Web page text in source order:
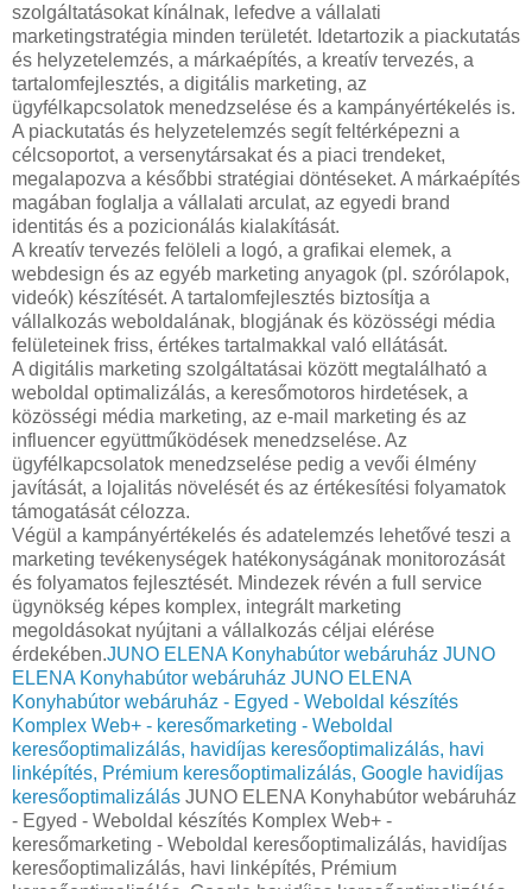
szolgáltatásokat kínálnak, lefedve a vállalati
marketingstratégia minden területét. Idetartozik a piackutatás
és helyzetelemzés, a márkaépítés, a kreatív tervezés, a
tartalomfejlesztés, a digitális marketing, az
ügyfélkapcsolatok menedzselése és a kampányértékelés is.
A piackutatás és helyzetelemzés segít feltérképezni a
célcsoportot, a versenytársakat és a piaci trendeket,
megalapozva a későbbi stratégiai döntéseket. A márkaépítés
magában foglalja a vállalati arculat, az egyedi brand
identitás és a pozicionálás kialakítását.
A kreatív tervezés felöleli a logó, a grafikai elemek, a
webdesign és az egyéb marketing anyagok (pl. szórólapok,
videók) készítését. A tartalomfejlesztés biztosítja a
vállalkozás weboldalának, blogjának és közösségi média
felületeinek friss, értékes tartalmakkal való ellátását.
A digitális marketing szolgáltatásai között megtalálható a
weboldal optimalizálás, a keresőmotoros hirdetések, a
közösségi média marketing, az e-mail marketing és az
influencer együttműködések menedzselése. Az
ügyfélkapcsolatok menedzselése pedig a vevői élmény
javítását, a lojalitás növelését és az értékesítési folyamatok
támogatását célozza.
Végül a kampányértékelés és adatelemzés lehetővé teszi a
marketing tevékenységek hatékonyságának monitorozását
és folyamatos fejlesztését. Mindezek révén a full service
ügynökség képes komplex, integrált marketing
megoldásokat nyújtani a vállalkozás céljai elérése
érdekében.JUNO ELENA Konyhabútor webáruház JUNO
ELENA Konyhabútor webáruház JUNO ELENA
Konyhabútor webáruház - Egyed - Weboldal készítés
Komplex Web+ - keresőmarketing - Weboldal
keresőoptimalizálás, havidíjas keresőoptimalizálás, havi
linképítés, Prémium keresőoptimalizálás, Google havidíjas
keresőoptimalizálás JUNO ELENA Konyhabútor webáruház
- Egyed - Weboldal készítés Komplex Web+ -
keresőmarketing - Weboldal keresőoptimalizálás, havidíjas
keresőoptimalizálás, havi linképítés, Prémium